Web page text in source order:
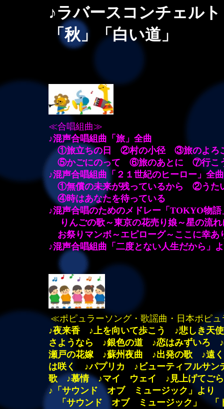
♪ラバースコンチェル
「秋」「白い道」
≪合唱組曲≫
♪混声合唱組曲「旅」全曲
①旅立ちの日 ②村の小径 ③旅のよ
⑤かごにのって ⑥旅のあとに ⑦行こ
♪混声合唱組曲「２１世紀のヒーロー」
①無償の未来が残っているから ②うた
④時はあなたを待っている
♪混声合唱のためのメドレー「TOKYO物語
りんごの歌～東京の花売り娘～星の流れ
お祭りマンボ～エピローグ～ここに幸あ
♪混声合唱組曲「二度とない人生だから
≪ポピュラーソング・歌謡曲・日本ポピ
♪夜来香 ♪上を向いて歩こう ♪悲しき
さようなら ♪銀色の道 ♪恋はみずいろ
瀬戸の花嫁 ♪蘇州夜曲 ♪出発の歌 ♪遠
は咲く
♪パプリカ ♪ビューティフルサ
歌 ♪慕情 ♪マイ ウェイ ♪見上げてごら
♪「サウンド オブ ミュージック」より
「サウンド オブ ミュージック」 「